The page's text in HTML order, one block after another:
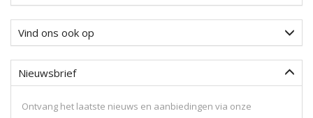
Vind ons ook op
Nieuwsbrief
Ontvang het laatste nieuws en aanbiedingen via onze